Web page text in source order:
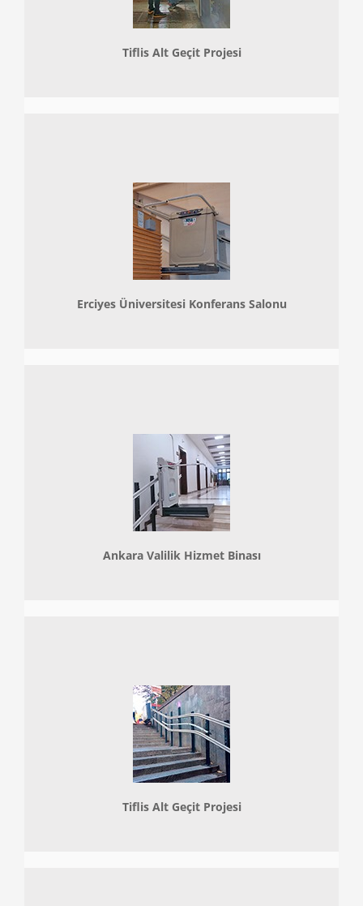
Tiflis Alt Geçit Projesi
Erciyes Üniversitesi Konferans Salonu
Ankara Valilik Hizmet Binası
Tiflis Alt Geçit Projesi